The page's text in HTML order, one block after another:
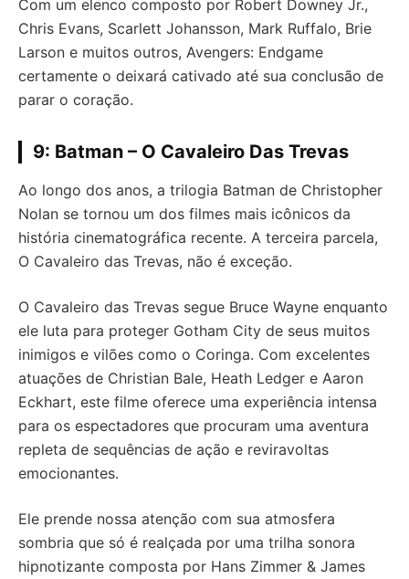
Com um elenco composto por Robert Downey Jr.,
Chris Evans, Scarlett Johansson, Mark Ruffalo, Brie
Larson e muitos outros, Avengers: Endgame
certamente o deixará cativado até sua conclusão de
parar o coração.
9: Batman – O Cavaleiro Das Trevas
Ao longo dos anos, a trilogia Batman de Christopher
Nolan se tornou um dos filmes mais icônicos da
história cinematográfica recente. A terceira parcela,
O Cavaleiro das Trevas, não é exceção.
O Cavaleiro das Trevas segue Bruce Wayne enquanto
ele luta para proteger Gotham City de seus muitos
inimigos e vilões como o Coringa. Com excelentes
atuações de Christian Bale, Heath Ledger e Aaron
Eckhart, este filme oferece uma experiência intensa
para os espectadores que procuram uma aventura
repleta de sequências de ação e reviravoltas
emocionantes.
Ele prende nossa atenção com sua atmosfera
sombria que só é realçada por uma trilha sonora
hipnotizante composta por Hans Zimmer & James